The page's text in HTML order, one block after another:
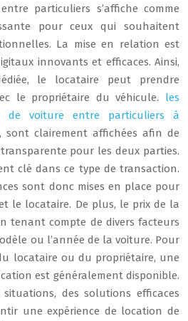
particuliers s’affiche comme
pour ceux qui souhaitent
La mise en relation est
innovants et efficaces. Ainsi,
le locataire peut prendre
le propriétaire du véhicule. les
de voiture entre particuliers à
sont clairement affichées afin de
pour les deux parties.
clé dans ce type de transaction.
sont donc mises en place pour
le locataire. De plus, le prix de la
tenant compte de divers facteurs
ou l’année de la voiture. Pour
locataire ou du propriétaire, une
est généralement disponible.
des solutions efficaces
une expérience de location de